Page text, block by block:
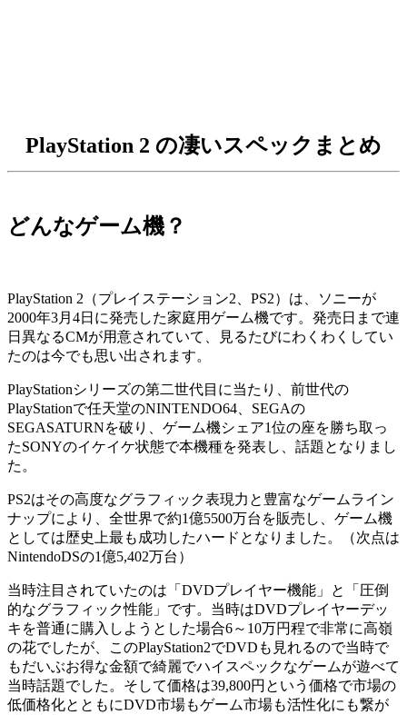
PlayStation 2 の凄いスペックまとめ
どんなゲーム機？
PlayStation 2（プレイステーション2、PS2）は、ソニーが
2000年3月4日に発売した家庭用ゲーム機です。発売日まで連
日異なるCMが用意されていて、見るたびにわくわくしてい
たのは今でも思い出されます。
PlayStationシリーズの第二世代目に当たり、前世代の
PlayStationで任天堂のNINTENDO64、SEGAの
SEGASATURNを破り、ゲーム機シェア1位の座を勝ち取っ
たSONYのイケイケ状態で本機種を発表し、話題となりまし
た。
PS2はその高度なグラフィック表現力と豊富なゲームライン
ナップにより、全世界で約1億5500万台を販売し、ゲーム機
としては歴史上最も成功したハードとなりました。（次点は
NintendoDSの1億5,402万台）
当時注目されていたのは「DVDプレイヤー機能」と「圧倒
的なグラフィック性能」です。当時はDVDプレイヤーデッ
キを普通に購入しようとした場合6～10万円程で非常に高嶺
の花でしたが、このPlayStation2でDVDも見れるので当時で
もだいぶお得な金額で綺麗でハイスペックなゲームが遊べて
当時話題でした。そして価格は39,800円という価格で市場の
低価格化とともにDVD市場もゲーム市場も活性化にも繋が